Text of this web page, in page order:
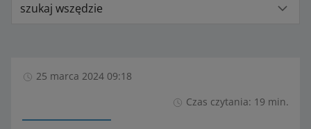
szukaj wszędzie
25 marca 2024 09:18
Czas czytania: 19 min.